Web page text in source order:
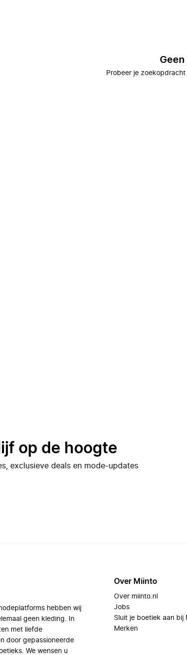
Probeer je
op de hoogte
exclusieve deals en mode-updates
hebben wij
geen kleding. In
met liefde
door gepassioneerde
We wensen u
Over Miinto
Over miinto.nl
Jobs
Sluit je boetiek aan bij
Merken